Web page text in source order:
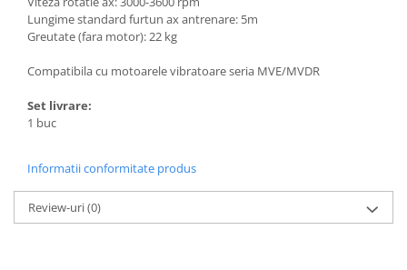
Curte si gradina
Masini de tuns gazon
Aparate de spalat cu presiune
Freze de zapada
Ingrijire gazon
Motocoase
Lungime standard furtun ax antrenare: 5m
Greutate (fara motor): 22 kg
Compatibila cu motoarele vibratoare seria MVE/MVDR
Set livrare:
1 buc
Informatii conformitate produs
Review-uri(0)